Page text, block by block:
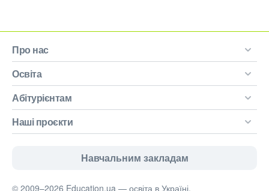
Про нас
Освіта
Абітурієнтам
Наші проєкти
Навчальним закладам
© 2009–2026 Education.ua — освіта в Україні.